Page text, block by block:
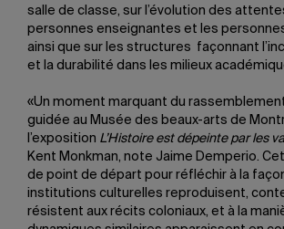
salle de classe, sur l’évolution des
personnes enseignantes et les
ainsi que sur les structures façonnant
et la durabilité dans les milieux
«Un moment marquant du
guidée au Musée des beaux-arts de
l’exposition L’Histoire est dépeinte par les
Kent Monkman, note Jaime Demperio.
de point de départ pour réfléchir à la
institutions culturelles reproduisent,
résistent aux récits coloniaux, et à la